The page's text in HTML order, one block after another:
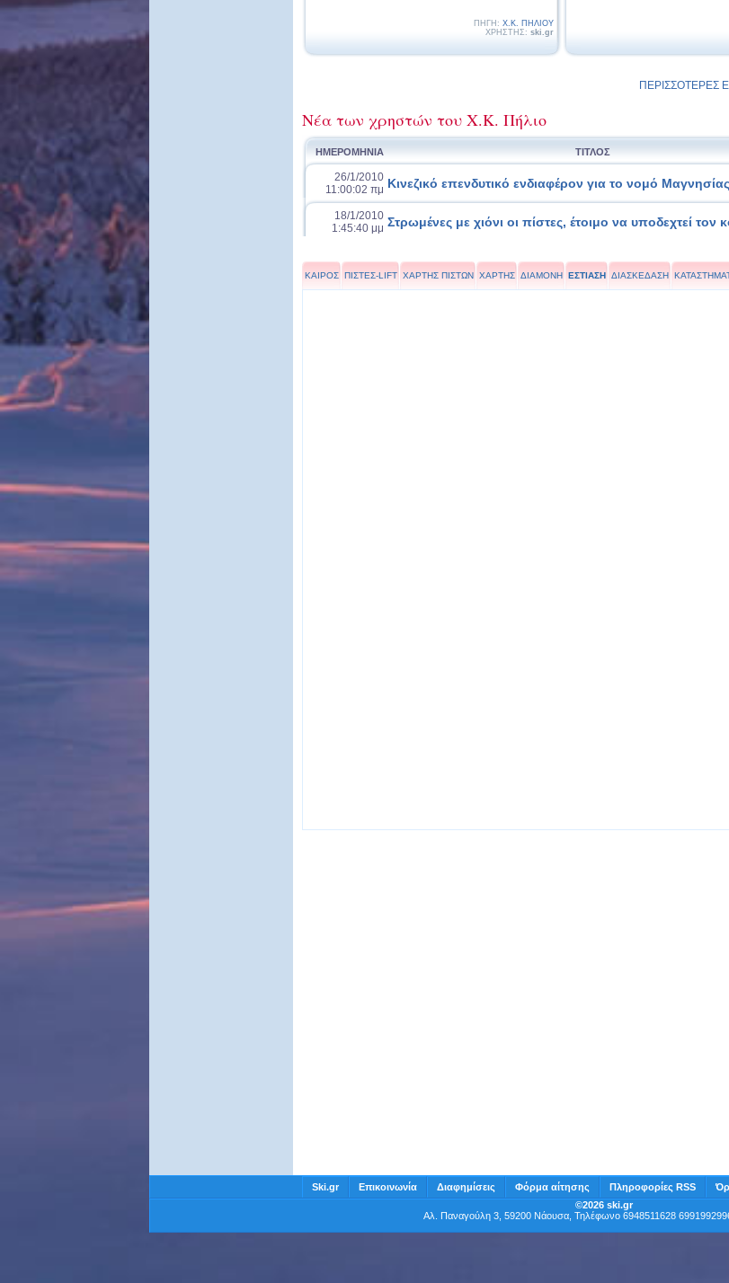
ΠΗΓΗ: Χ.Κ. ΠΗΛΙΟΥ
ΧΡΗΣΤΗΣ: ski.gr
ΠΕΡΙΣΣΟΤΕΡΕΣ
Νέα των χρηστών του Χ.Κ. Πήλιο
ΗΜΕΡΟΜΗΝΙΑ ΤΙΤΛΟΣ
26/1/2010
11:00:02 πμ Κινεζικό επενδυτικό ενδιαφέρον για το νομό Μαγνησίας
18/1/2010
1:45:40 μμ Στρωμένες με χιόνι οι πίστες, έτοιμο να υποδεχτεί τον
ΚΑΙΡΟΣ ΠΙΣΤΕΣ-LIFT ΧΑΡΤΗΣ ΠΙΣΤΩΝ ΧΑΡΤΗΣ ΔΙΑΜΟΝΗ ΕΣΤΙΑΣΗ ΔΙΑΣΚΕΔΑΣΗ
Ski.gr Επικοινωνία Διαφημίσεις Φόρμα αίτησης Πληροφορίες RSS
©2026 ski.gr
Αλ. Παναγούλη 3, 59200 Νάουσα, Τηλέφωνο 6948511628